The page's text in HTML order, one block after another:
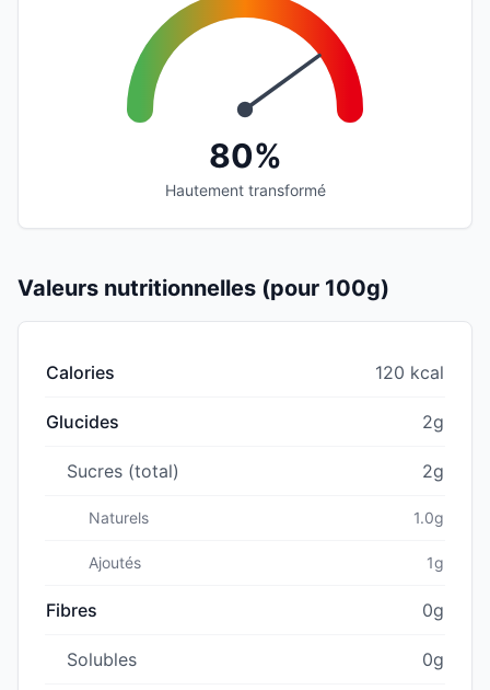
80%
Hautement transformé
Valeurs nutritionnelles (pour 100g)
Calories 120 kcal
Glucides 2g
Sucres (total) 2g
Naturels 1.0g
Ajoutés 1g
Fibres 0g
Solubles 0g